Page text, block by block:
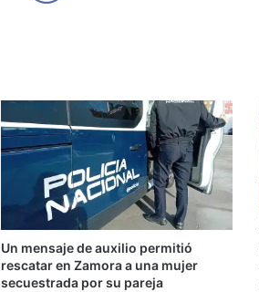
Un mensaje de auxilio permitió
rescatar en Zamora a una mujer
secuestrada por su pareja